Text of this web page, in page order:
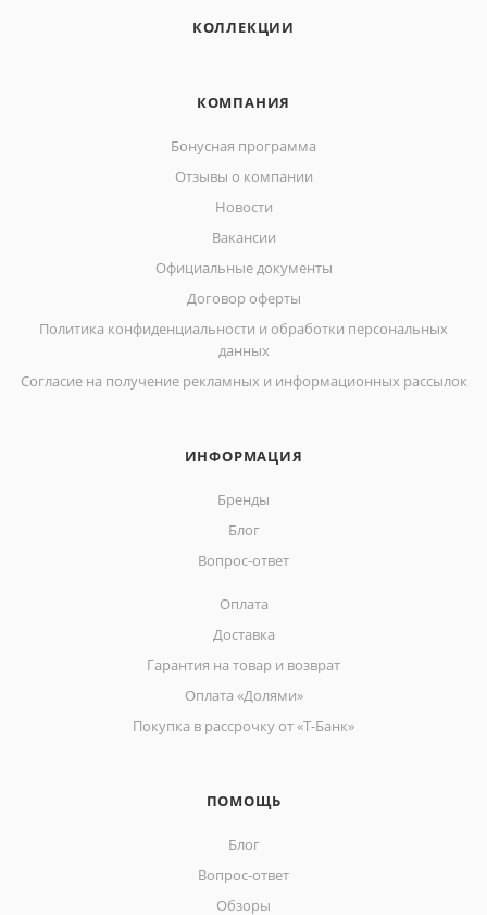
КОЛЛЕКЦИИ
КОМПАНИЯ
Бонусная программа
Отзывы о компании
Новости
Вакансии
Официальные документы
Договор оферты
Политика конфиденциальности и обработки персональных
данных
Согласие на получение рекламных и информационных рассылок
ИНФОРМАЦИЯ
Бренды
Блог
Вопрос-ответ
Оплата
Доставка
Гарантия на товар и возврат
Оплата «Долями»
Покупка в рассрочку от «Т-Банк»
ПОМОЩЬ
Блог
Вопрос-ответ
Обзоры